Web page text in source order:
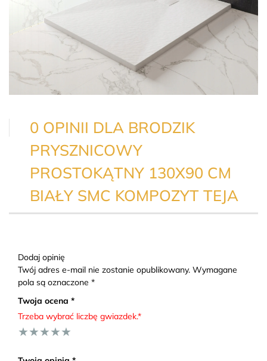
0 OPINII DLA BRODZIK
PRYSZNICOWY
PROSTOKĄTNY 130X90 CM
BIAŁY SMC KOMPOZYT TEJA
Dodaj opinię
Twój adres e-mail nie zostanie opublikowany. Wymagane
pola są oznaczone *
Twoja ocena *
Trzeba wybrać liczbę gwiazdek.*
★
★
★
★
★